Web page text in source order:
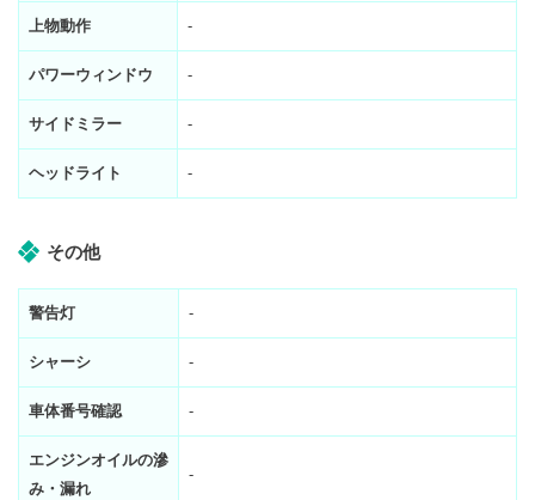
上物動作 -
パワーウィンドウ -
サイドミラー -
ヘッドライト -
その他
警告灯 -
シャーシ -
車体番号確認 -
エンジンオイルの滲
み・漏れ
-